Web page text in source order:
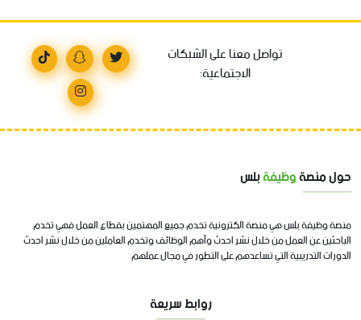
تواصل معنا على الشبكات
الاجتماعية:
حول منصةوظيفةبلس
منصة وظيفة بلس هي منصة الكترونية تخدم جميع المهتمين بقطاع العمل فهي تخدم
الباحثين عن العمل من خلال نشر احدث وأهم الوظائف وتخدم العاملين من خلال نشر احدث
الدورات التدريبية التي تساعدهم على التطور في مجال عملهم
روابط سريعة